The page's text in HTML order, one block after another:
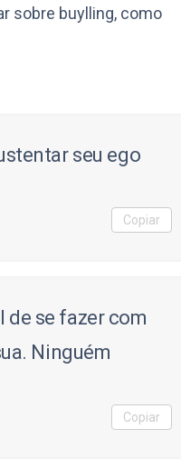
sobre buylling, como
seu ego
Copiar
de se fazer com
Ninguém
Copiar